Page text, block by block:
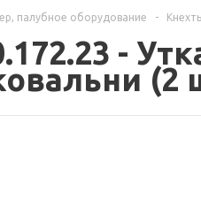
палубное оборудование -
-
(2